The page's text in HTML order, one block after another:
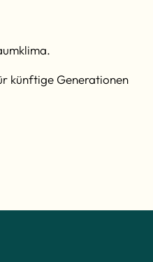
künftige Generationen